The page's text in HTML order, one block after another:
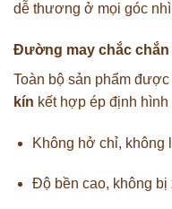
dễ thương ở mọi góc
Đường may chắc chắn
Toàn bộ sản phẩm được
kín kết hợp ép định
Không hở chỉ, không
Độ bền cao, không